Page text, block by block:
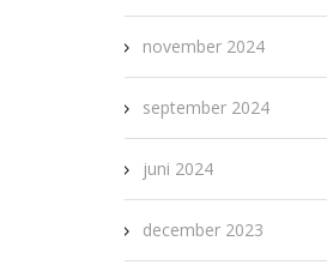
november 2024
september 2024
juni 2024
december 2023